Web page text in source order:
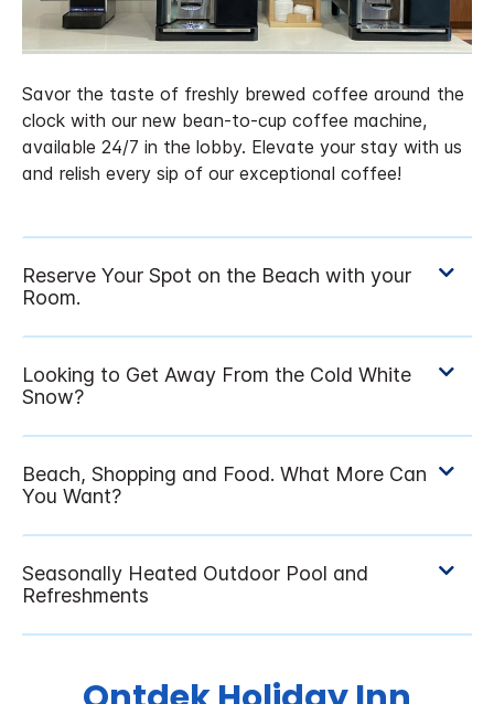
Savor the taste of freshly brewed coffee around the
clock with our new bean-to-cup coffee machine,
available 24/7 in the lobby. Elevate your stay with us
and relish every sip of our exceptional coffee!